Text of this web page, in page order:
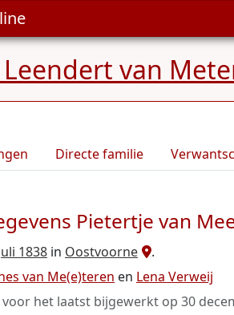
van
Directe familie
Pietertje van
1838 in Oostvoorne
.
van Me(e)teren en Lena Verweij
voor het laatst bijgewerkt op 30